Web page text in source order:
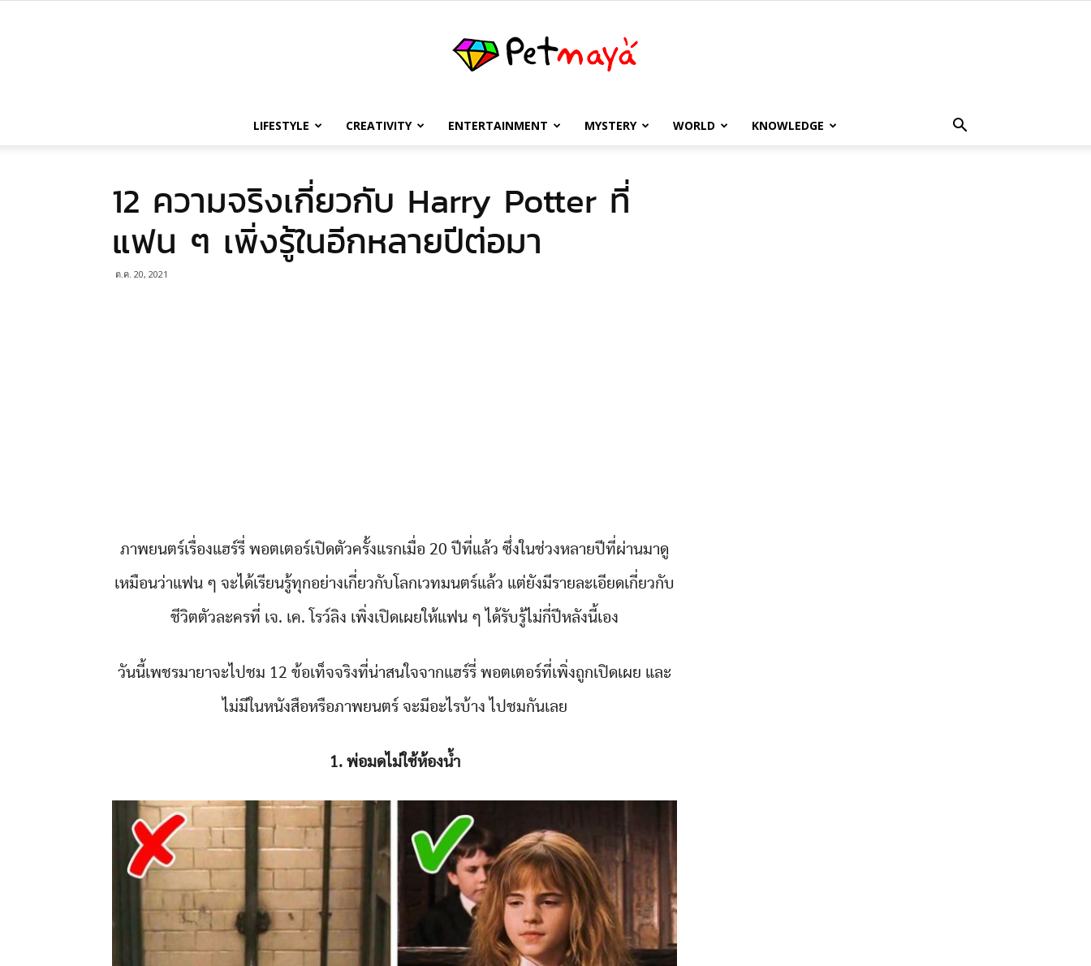
เพชร
LIFESTYLE CREATIVITY ENTERTAINMENT MYSTERY WORLD KNOWLEDGE
12 ความจริงเกี่ยวกับ Harry Potter ที่
แฟน ๆ เพิ่งรู้ในอีกหลายปีต่อมา
ต.ค. 20, 2021
ภาพยนตร์เรื่องแฮร์รี่ พอตเตอร์เปิดตัวครั้งแรกเมื่อ 20 ปีที่แล้ว ซึ่งในช่วงหลายปีที่ผ่านมาดู
เหมือนว่าแฟน ๆ จะได้เรียนรู้ทุกอย่างเกี่ยวกับโลกเวทมนตร์แล้ว แต่ยังมีรายละเอียดเกี่ยวกับ
ชีวิตตัวละครที่ เจ. เค. โรว์ลิง เพิ่งเปิดเผยให้แฟน ๆ ได้รับรู้ไม่กี่ปีหลังนี้เอง
วันนี้เพชรมายาจะไปชม 12 ข้อเท็จจริงที่น่าสนใจจากแฮร์รี่ พอตเตอร์ที่เพิ่งถูกเปิดเผย และ
ไม่มีในหนังสือหรือภาพยนตร์ จะมีอะไรบ้าง ไปชมกันเลย
1. พ่อมดไม่ใช้ห้องน้ำ